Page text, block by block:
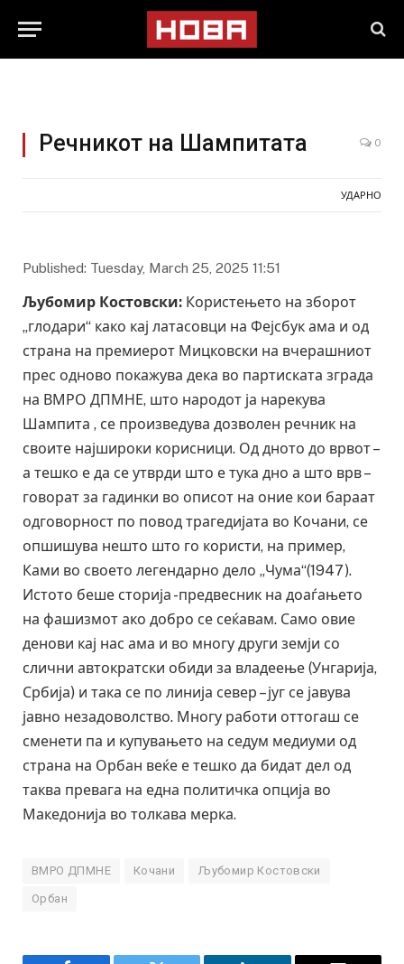
Речникот на Шампитата 0
УДАРНО
Published: Tuesday, March 25, 2025 11:51
Љубомир Костовски: Користењето на зборот
„глодари“ како кај латасовци на Фејсбук ама и од
страна на премиерот Мицковски на вчерашниот
прес одново покажува дека во партиската зграда
на ВМРО ДПМНЕ, што народот ја нарекува
Шампита , се произведува дозволен речник на
своите најшироки корисници. Од дното до врвот –
а тешко е да се утврди што е тука дно а што врв –
говорат за гадинки во описот на оние кои бараат
одговорност по повод трагедијата во Кочани, се
опшишува нешто што го користи, на пример,
Ками во своето легендарно дело „Чума“(1947).
Истото беше сторија -предвесник на доаѓањето
на фашизмот ако добро се сеќавам. Само овие
денови кај нас ама и во многу други земји со
слични автократски обиди за владеење (Унгарија,
Србија) и така се по линија север – југ се јавува
јавно незадоволство. Многу работи оттогаш се
сменети па и купувањето на седум медиуми од
страна на Орбан веќе е тешко да бидат дел од
таква превага на една политичка опција во
Македонија во толкава мерка.
ВМРО ДПМНЕ Кочани Љубомир Костовски
Орбан